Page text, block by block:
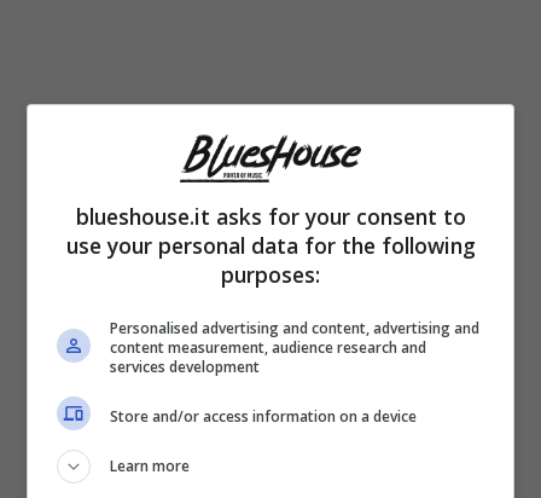
l tema della solitudine lo affronto più nello
specifico nel brano Koka, in cui descrivo
proprio quel senso di voluto distacco, che
tutti prima o poi dovremmo attuare, verso
persone che da sempre non ci comprendono
blueshouse.it asks for your consent to
use your personal data for the following
purposes:
Personalised advertising and content, advertising and
content measurement, audience research and
services development
Store and/or access information on a device
Learn more